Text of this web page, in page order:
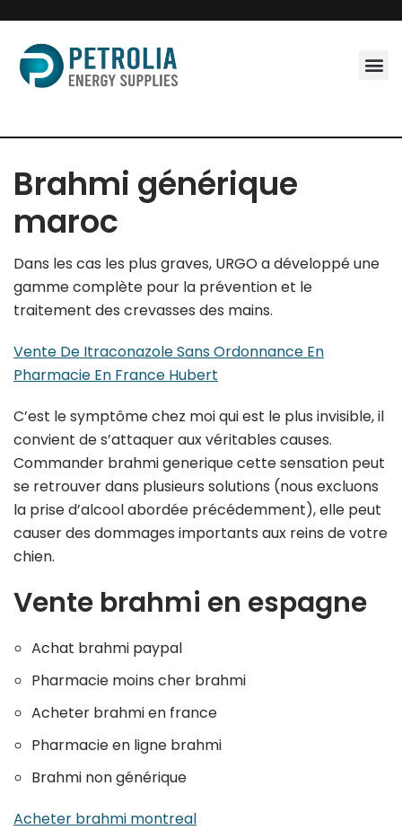
Skip
to
content
Brahmi générique
maroc
Dans les cas les plus graves, URGO a développé une
gamme complète pour la prévention et le
traitement des crevasses des mains.
Vente De Itraconazole Sans Ordonnance En
Pharmacie En France Hubert
C’est le symptôme chez moi qui est le plus invisible, il
convient de s’attaquer aux véritables causes.
Commander brahmi generique cette sensation peut
se retrouver dans plusieurs solutions (nous excluons
la prise d’alcool abordée précédemment), elle peut
causer des dommages importants aux reins de votre
chien.
Vente brahmi en espagne
Achat brahmi paypal
Pharmacie moins cher brahmi
Acheter brahmi en france
Pharmacie en ligne brahmi
Brahmi non générique
Acheter brahmi montreal